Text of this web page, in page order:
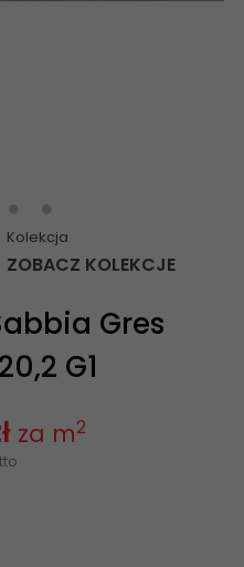
Kolekcja
ZOBACZ KOLEKCJE
Gres
G1
za m2